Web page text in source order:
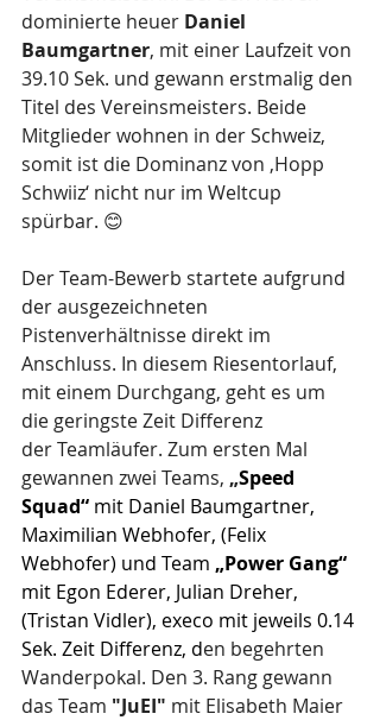
dominierte heuer Daniel
Baumgartner, mit einer Laufzeit von
39.10 Sek. und gewann erstmalig den
Titel des Vereinsmeisters. Beide
Mitglieder wohnen in der Schweiz,
somit ist die Dominanz von ‚Hopp
Schwiiz‘ nicht nur im Weltcup
spürbar. 😊
Der Team-Bewerb startete aufgrund
der ausgezeichneten
Pistenverhältnisse direkt im
Anschluss. In diesem Riesentorlauf,
mit einem Durchgang, geht es um
die geringste Zeit Differenz
der Teamläufer. Zum ersten Mal
gewannen zwei Teams, „Speed
Squad“ mit Daniel Baumgartner,
Maximilian Webhofer, (Felix
Webhofer) und Team „Power Gang“
mit Egon Ederer, Julian Dreher,
(Tristan Vidler), execo mit jeweils 0.14
Sek. Zeit Differenz, den begehrten
Wanderpokal. Den 3. Rang gewann
das Team "JuEI" mit Elisabeth Maier